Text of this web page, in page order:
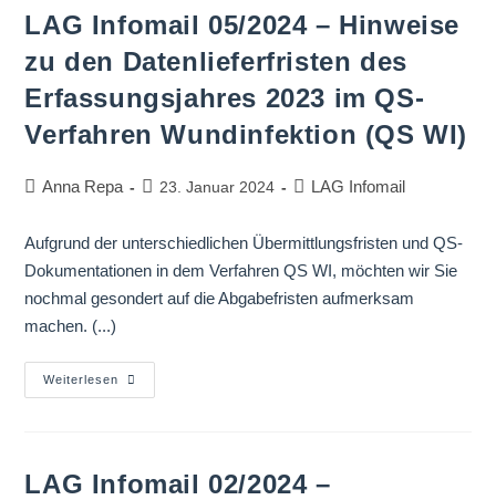
LAG Infomail 05/2024 – Hinweise
zu den Datenlieferfristen des
Erfassungsjahres 2023 im QS-
Verfahren Wundinfektion (QS WI)
Anna Repa 23. Januar 2024 LAG Infomail
Aufgrund der unterschiedlichen Übermittlungsfristen und QS-
Dokumentationen in dem Verfahren QS WI, möchten wir Sie
nochmal gesondert auf die Abgabefristen aufmerksam
machen. (...)
Weiterlesen
LAG Infomail 02/2024 –